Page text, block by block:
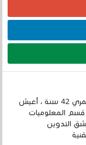
إسمي الكامل الحسين مزواد ، مغربي الجنسية ، عمري 42 سنة ، أعيش
قسم المعلوميات
التدوين